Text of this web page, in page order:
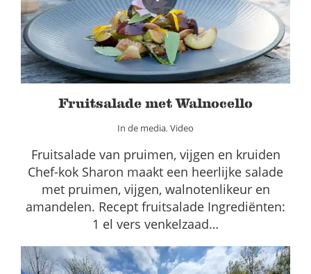
In de media Video
Fruitsalade met Walnocello
In de media, Video
Fruitsalade van pruimen, vijgen en kruiden
Chef-kok Sharon maakt een heerlijke salade
met pruimen, vijgen, walnotenlikeur en
amandelen. Recept fruitsalade Ingrediënten:
1 el vers venkelzaad…